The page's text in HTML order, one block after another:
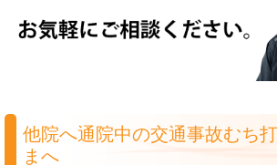
他院へ通院中の交通事故むち
まへ